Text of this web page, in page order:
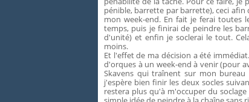
pénible, barrette par barrette), ceci
mon week-end. En fait je ferai toutes
temps, puis je finirai de peindre les
d'unité) et enfin je soclerai le tout.
moins.
Et l'effet de ma décision a été
d'orques à un week-end à venir (pour
Skavens qui traînent sur mon
j'espère bien finir les deux socles
restera plus qu'à m'occuper du